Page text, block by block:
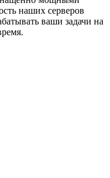
наших серверов
ваши задачи на